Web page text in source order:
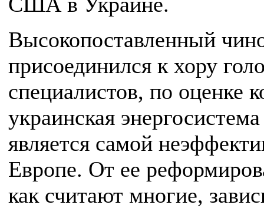
Высокопоставленный
присоединился к хору
специалистов, по оценке
украинская энергосистема
является самой
Европе. От ее
как считают многие,